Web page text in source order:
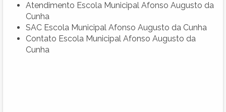
Atendimento Escola Municipal Afonso Augusto da
Cunha
SAC Escola Municipal Afonso Augusto da Cunha
Contato Escola Municipal Afonso Augusto da
Cunha